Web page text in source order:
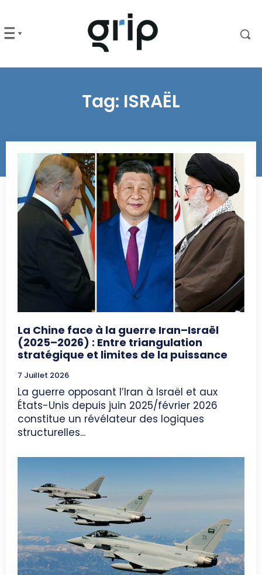
Tag: ISRAËL
La Chine face à la guerre Iran–Israël
(2025–2026) : Entre triangulation
stratégique et limites de la puissance
7 Juillet 2026
La guerre opposant l’Iran à Israël et aux
États-Unis depuis juin 2025/février 2026
constitue un révélateur des logiques
structurelles...